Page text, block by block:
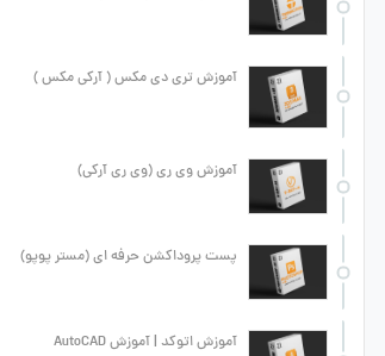
آموزش تری دی مکس ( آرکی مکس )
آموزش وی ری (وی ری آرکی)
پست پروداکشن حرفه ای (مستر پوپو)
آموزش اتوکد | آموزش AutoCAD